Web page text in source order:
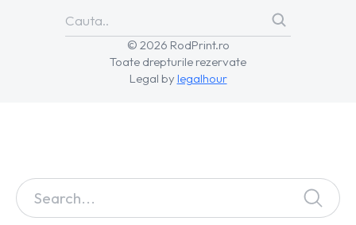
© 2026 RodPrint.ro
Toate drepturile rezervate
Legal by legalhour